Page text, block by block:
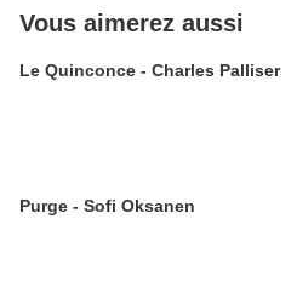
Vous aimerez aussi
Le Quinconce - Charles Palliser
Purge - Sofi Oksanen